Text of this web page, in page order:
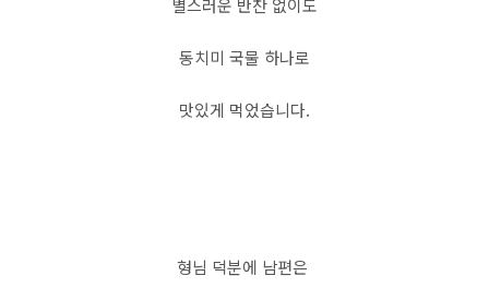
별스러운 반찬 없이도
동치미 국물 하나로
맛있게 먹었습니다.
형님 덕분에 남편은